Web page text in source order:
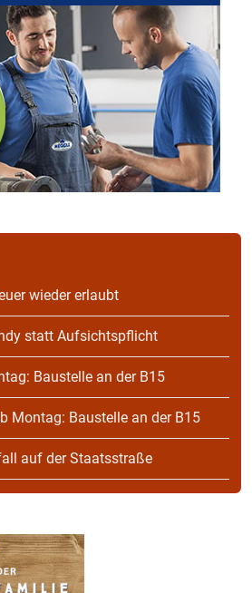
wieder erlaubt
statt Aufsichtspflicht
Baustelle an der B15
Montag: Baustelle an der B15
auf der Staatsstraße